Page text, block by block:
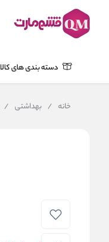
دسته بندی های کالا
خانه / بهداشتی /